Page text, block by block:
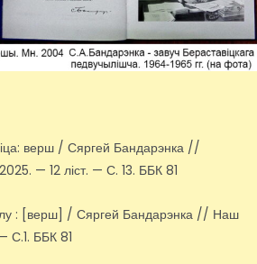
верш / Сяргей Бандарэнка //
— 12 ліст. — С. 13. ББК 81
: [верш] / Сяргей Бандарэнка // Наш
С.1. ББК 81